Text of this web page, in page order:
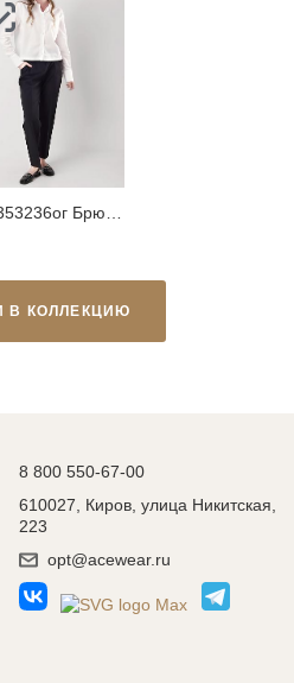
В КОЛЛЕКЦИЮ
8 800 550-67-00
610027, Киров, улица Никитская,
223
opt@acewear.ru